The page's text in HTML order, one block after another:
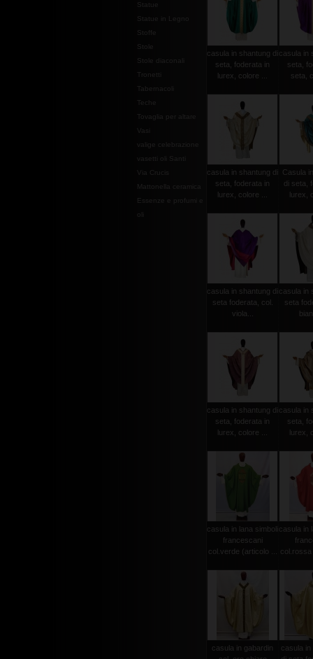
Statue
Statue in Legno
Stoffe
Stole
Stole diaconali
Tabernacoli
valige celebrazione
Mattonella ceramica
Essenze e profumi e
casula in shantung di
seta, foderata in
lurex, colore ...
casula in
seta,
seta,
casula in shantung di
seta, foderata in
lurex, colore ...
Casula
di seta,
lurex,
casula in shantung di
seta foderata, col.
viola...
casula in
seta
casula in shantung di
seta, foderata in
lurex, colore ...
casula in
seta,
lurex,
casula in lana simboli
francescani
col.verde (articolo ...
casula in
casula in gabardin
casula